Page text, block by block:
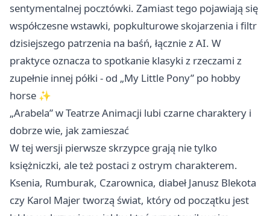
sentymentalnej pocztówki. Zamiast tego pojawiają się
współczesne wstawki, popkulturowe skojarzenia i filtr
dzisiejszego patrzenia na baśń, łącznie z AI. W
praktyce oznacza to spotkanie klasyki z rzeczami z
zupełnie innej półki - od „My Little Pony” po hobby
horse ✨
„Arabela” w Teatrze Animacji lubi czarne charaktery i
dobrze wie, jak zamieszać
W tej wersji pierwsze skrzypce grają nie tylko
księżniczki, ale też postaci z ostrym charakterem.
Ksenia, Rumburak, Czarownica, diabeł Janusz Blekota
czy Karol Majer tworzą świat, który od początku jest